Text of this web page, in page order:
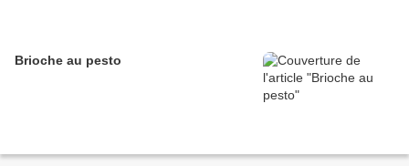
Brioche au pesto